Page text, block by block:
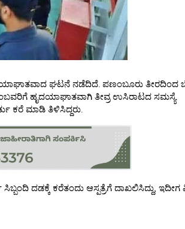
ಘಟನೆ ನಡೆದಿದೆ. ಪಣಂಬೂರು ತೀರದಿಂದ
ಹೃದಯಾಘಾತವಾಗಿ ತೀವ್ರ ಉಸಿರಾಟದ ಸಮಸ್ಯೆ
ಕರೆ ಮಾಡಿ ತಿಳಿಸಿದ್ದರು.
ದಡಕ್ಕೆ ಕರೆತಂದು ಆಸ್ಪತ್ರೆಗೆ ದಾಖಲಿಸಿದ್ದು, ಇದೀಗ